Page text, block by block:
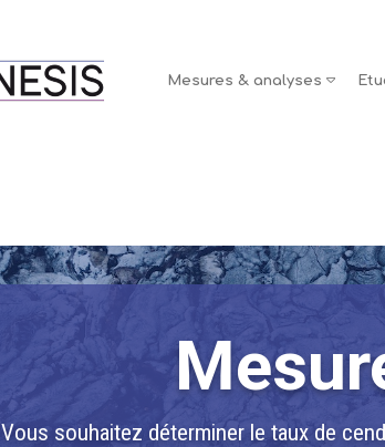
Mesures & analyses
Vous souhaitez déterminer le taux de